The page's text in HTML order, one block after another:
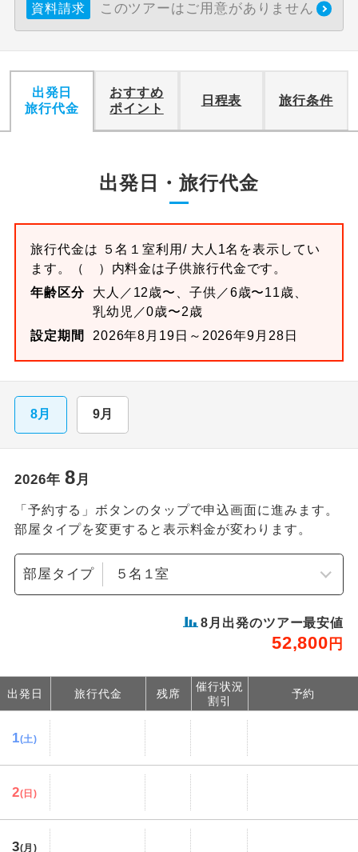
資料請求 このツアーはご用意がありません
出発日
旅行代金
おすすめ
ポイント
日程表 旅行条件
出発日・旅行代金
旅行代金は ５名１室利用/ 大人1名を表示してい
ます。
（ ）内料金は子供旅行代金です。
年齢区分
大人／12歳〜、子供／6歳〜11歳、
乳幼児／0歳〜2歳
設定期間
2026年8月19日～2026年9月28日
8月 9月
2026年 8月
「予約する」ボタンのタップで申込画面に進みます。
部屋タイプを変更すると表示料金が変わります。
部屋タイプ
8 月出発のツアー最安値
52,800 円
出発日 旅行代金 残席
催行状況
割引
予約
1(土)
2(日)
3(月)